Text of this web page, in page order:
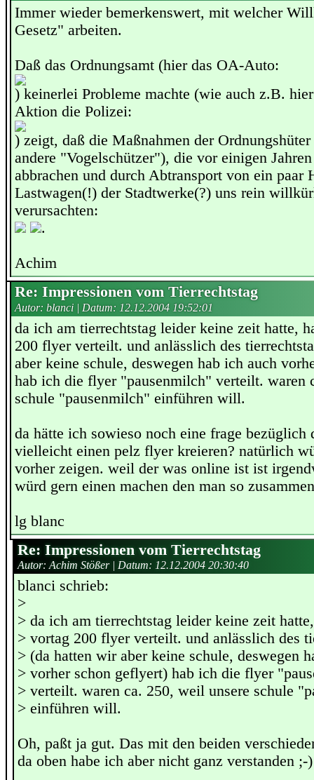
Immer wieder bemerkenswert, mit welcher
Gesetz" arbeiten.
Daß das Ordnungsamt (hier das OA-Auto:
) keinerlei Probleme machte (wie auch z.B.
Aktion die Polizei:
) zeigt, daß die Maßnahmen der Ordnungshüter
andere "Vogelschützer"), die vor einigen
abbrachen und durch Abtransport von ein paar
Lastwagen(!) der Stadtwerke(?) uns rein
verursachten:
.
Achim
Re: Impressionen vom Tierrechtstag
Autor: blanci | Datum: 12.12.2004 19:52:01
da ich am tierrechtstag leider keine zeit hatte,
200 flyer verteilt. und anlässlich des
aber keine schule, deswegen hab ich auch
hab ich die flyer "pausenmilch" verteilt. waren
schule "pausenmilch" einführen will.
da hätte ich sowieso noch eine frage
vielleicht einen pelz flyer kreieren? natürlich
vorher zeigen. weil der was online ist ist
würd gern einen machen den man so
lg blanc
Re: Impressionen vom Tierrechtstag
Autor: Achim Stößer | Datum: 12.12.2004 20:30:40
blanci schrieb:
>
> da ich am tierrechtstag leider keine zeit
> vortag 200 flyer verteilt. und anlässlich des
> (da hatten wir aber keine schule, deswegen
> vorher schon geflyert) hab ich die flyer
> verteilt. waren ca. 250, weil unsere schule
> einführen will.
Oh, paßt ja gut. Das mit den beiden
da oben habe ich aber nicht ganz verstanden ;-